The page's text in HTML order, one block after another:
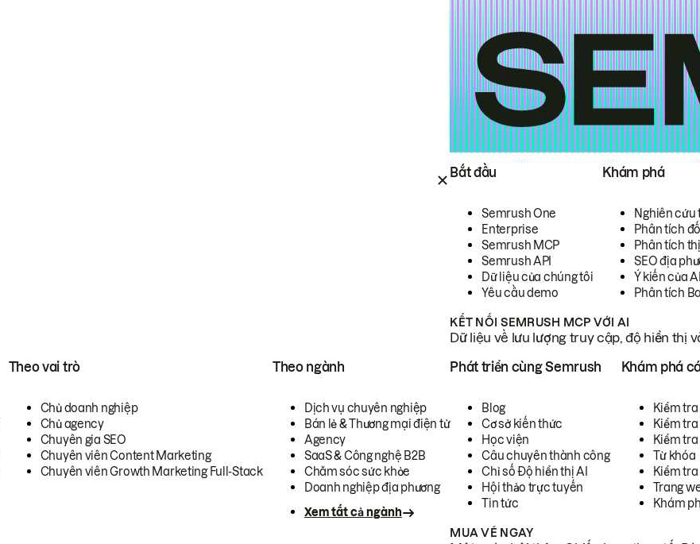
Bắt đầu
Semrush One
Enterprise
Semrush MCP
Semrush API
Dữ liệu của chúng tôi
Yêu cầu demo
Khám phá
Nghiên cứu
Phân tích
Phân tích
SEO địa
Ý kiến của
Phân tích
KẾT NỐI SEMRUSH MCP VỚI AI
Dữ liệu về lưu lượng truy cập, độ hiển thị
Theo vai trò
Chủ doanh nghiệp
Chủ agency
Chuyên gia SEO
Chuyên viên Content Marketing
Chuyên viên Growth Marketing Full-Stack
Theo ngành
Dịch vụ chuyên nghiệp
Bán lẻ & Thương mại điện tử
Agency
SaaS & Công nghệ B2B
Chăm sóc sức khỏe
Doanh nghiệp địa phương
Xem tất cả ngành
Phát triển cùng Semrush
Blog
Cơ sở kiến thức
Học viện
Câu chuyên thành công
Chỉ số Độ hiển thị AI
Hội thảo trực tuyến
Tin tức
Khám phá
Kiểm
Kiểm tra
Kiểm
Từ khóa
Kiểm
Trang
Khám
MUA VÉ NGAY